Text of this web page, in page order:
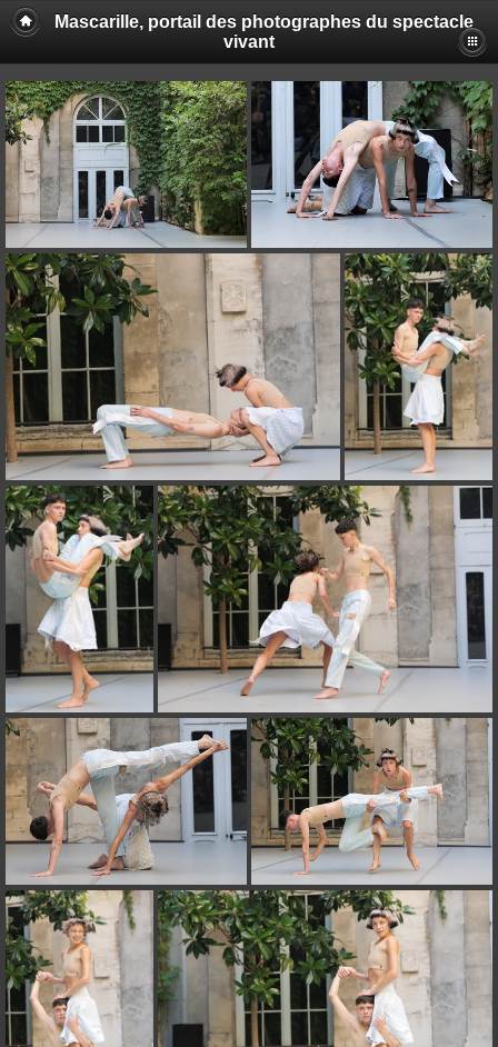
Mascarille, portail des photographes du spectacle
vivant